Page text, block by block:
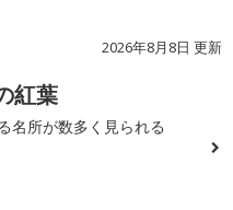
2026年8月8日 更新
紅葉
名所が数多く見られる